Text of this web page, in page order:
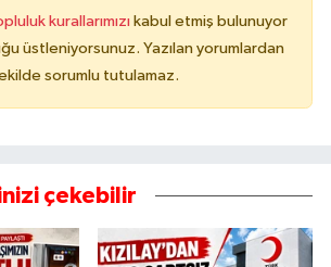
kurallarımızı kabul etmiş bulunuyor
üstleniyorsunuz. Yazılan yorumlardan
sorumlu tutulamaz.
çekebilir